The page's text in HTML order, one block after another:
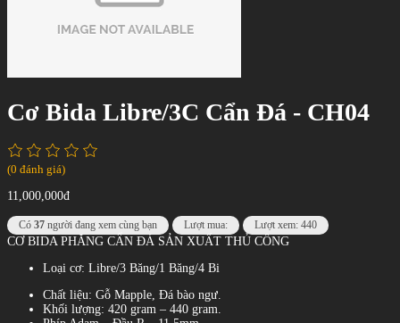
Cơ Bida Libre/3C Cẩn Đá - CH04
(0 đánh giá)
11,000,000đ
Có 37 người đang xem cùng bạn Lượt mua: Lượt xem: 440
CƠ BIDA PHĂNG CẨN ĐÁ SẢN XUẤT THỦ CÔNG
Loại cơ: Libre/3 Băng/1 Băng/4 Bi
Chất liệu: Gỗ Mapple, Đá bào ngư.
Khối lượng: 420 gram – 440 gram.